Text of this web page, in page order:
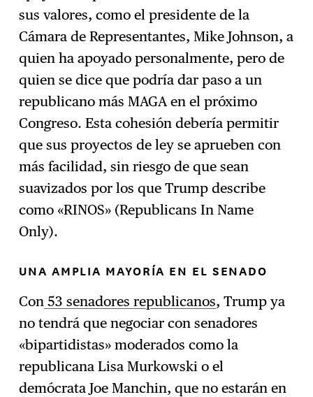
sus valores, como el presidente de la
Cámara de Representantes, Mike Johnson, a
quien ha apoyado personalmente, pero de
quien se dice que podría dar paso a un
republicano más MAGA en el próximo
Congreso. Esta cohesión debería permitir
que sus proyectos de ley se aprueben con
más facilidad, sin riesgo de que sean
suavizados por los que Trump describe
como «RINOS» (Republicans In Name
Only).
UNA AMPLIA MAYORÍA EN EL SENADO
Con 53 senadores republicanos, Trump ya
no tendrá que negociar con senadores
«bipartidistas» moderados como la
republicana Lisa Murkowski o el
demócrata Joe Manchin, que no estarán en